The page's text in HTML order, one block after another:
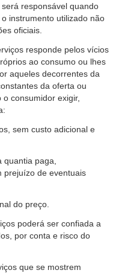
responsável quando
instrumento utilizado não
oficiais.
responde pelos vícios
ao consumo ou lhes
aqueles decorrentes da
da oferta ou
consumidor exigir,
sem custo adicional e
paga,
prejuízo de eventuais
do preço.
poderá ser confiada a
por conta e risco do
que se mostrem